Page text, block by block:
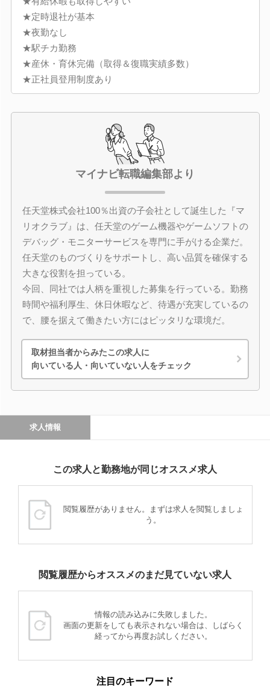
★定時退社が基本
★夜勤なし
★駅チカ勤務
★産休・育休完備（取得＆復職実績多数）
★正社員登用制度あり
マイナビ転職編集部より
任天堂株式会社100％出資の子会社として誕生した『マ
リオクラブ』は、任天堂のゲーム機器やゲームソフトの
デバッグ・モニターサービスを専門に手がける企業だ。
任天堂のものづくりをサポートし、高い品質を確保する
大きな役割を担っている。
今回、同社では人柄を重視した募集を行っている。勤務
時間や福利厚生、休日休暇など、待遇が充実しているの
で、腰を据えて働きたい方にはピッタリな環境だ。
取材担当者からみたこの求人に
向いている人・向いていない人をチェック
求人情報
この求人と勤務地が同じオススメ求人
閲覧履歴がありません。まずは求人を閲覧しましょ
う。
閲覧履歴からオススメのまだ見ていない求人
情報の読み込みに失敗しました。
画面の更新をしても表示されない場合は、しばらく
経ってから再度お試しください。
注目のキーワード